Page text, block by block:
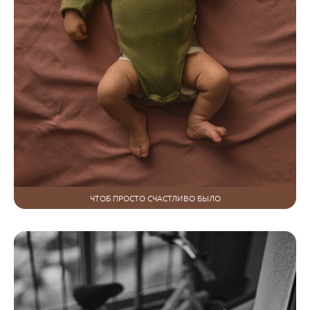
ЧТОБ ПРОСТО СЧАСТЛИВО БЫЛО